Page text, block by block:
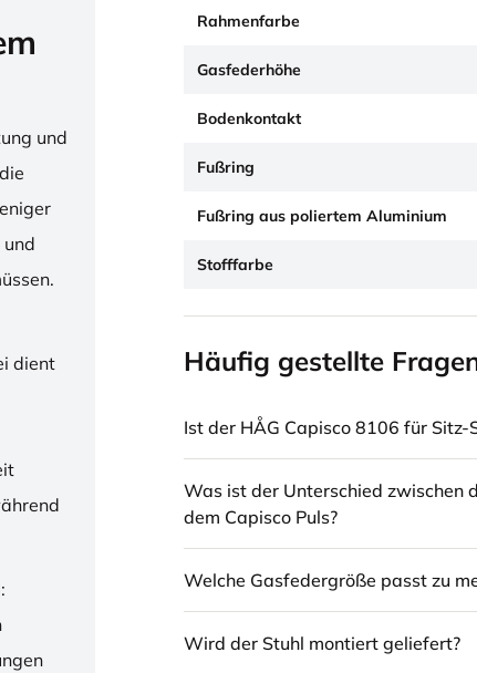
und
dient
Rahmenfarbe
Gasfederhöhe
Bodenkontakt
Fußring
Fußring aus poliertem Aluminium
Stofffarbe
Häufig gestellte
Ist der HÅG Capisco 8106 für
Was ist der Unterschied zwischen
dem Capisco Puls?
Welche Gasfedergröße passt zu
Wird der Stuhl montiert geliefert?